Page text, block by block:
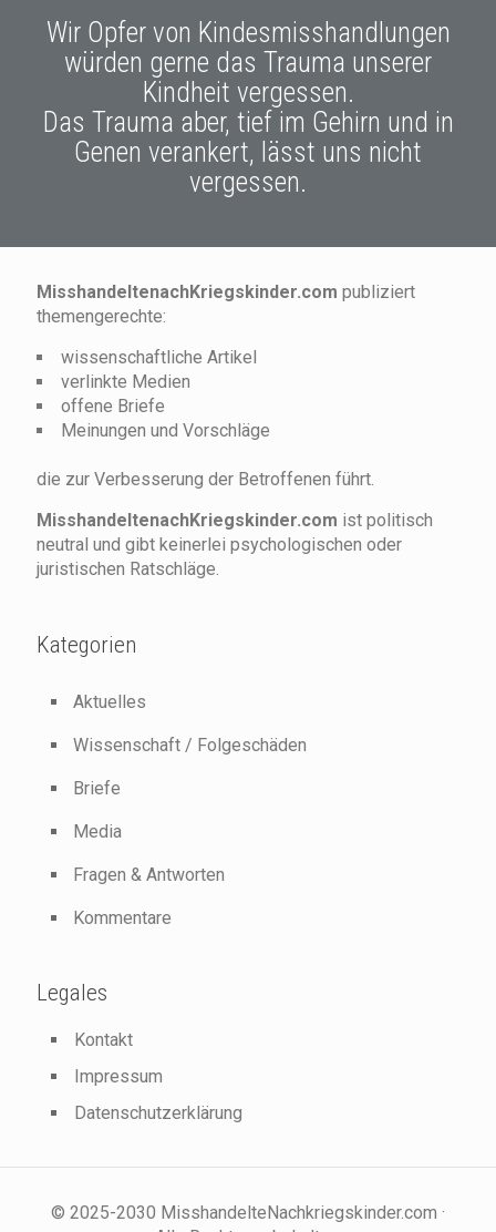
Wir Opfer von Kindesmisshandlungen
würden gerne das Trauma unserer
Kindheit vergessen.
Das Trauma aber, tief im Gehirn und in
Genen verankert, lässt uns nicht
vergessen.
MisshandeltenachKriegskinder.com publiziert
themengerechte:
wissenschaftliche Artikel
verlinkte Medien
offene Briefe
Meinungen und Vorschläge
die zur Verbesserung der Betroffenen führt.
MisshandeltenachKriegskinder.com ist politisch
neutral und gibt keinerlei psychologischen oder
juristischen Ratschläge.
Kategorien
Aktuelles
Wissenschaft / Folgeschäden
Briefe
Media
Fragen & Antworten
Kommentare
Legales
Kontakt
Impressum
Datenschutzerklärung
© 2025-2030 MisshandelteNachkriegskinder.com ·